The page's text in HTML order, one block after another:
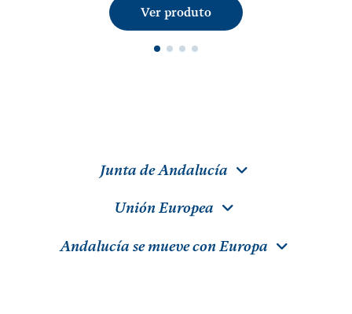
Ver produto
Junta de Andalucía
Unión Europea
Andalucía se mueve con Europa